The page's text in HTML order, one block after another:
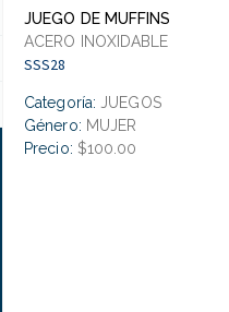
JUEGO DE MUFFINS
ACERO INOXIDABLE
SSS28
Categoría: JUEGOS
Género: MUJER
Precio: $100.00